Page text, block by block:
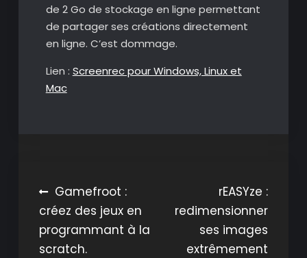
de 2 Go de stockage en ligne permettant
de partager ses créations directement
en ligne. C’est dommage.
Lien : Screenrec pour Windows, Linux et
Mac
Navigation
de
l’article
Gamefroot :
créez des jeux en
programmant à la
scratch.
rEASYze :
redimensionner
ses images
extrêmement